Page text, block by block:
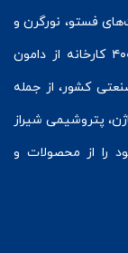
فستو، نورگرن و
را توزیع می‌کنیم. تاکنون بیش از ۴۰۰۰ کارخانه از دامون
کشور، از جمله
پتروشیمی شیراز
را از محصولات و